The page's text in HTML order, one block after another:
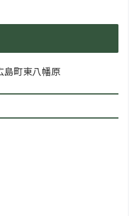
島町東八幡原